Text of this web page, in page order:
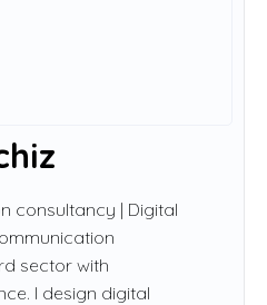
consultancy | Digital
sector with
I design digital